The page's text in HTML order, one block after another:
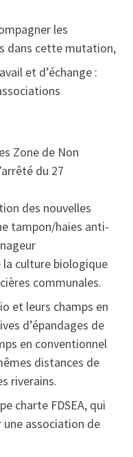
les
dans cette mutation,
et d’échange :
Zone de Non
du 27
des nouvelles
tampon/haies anti-
culture biologique
communales.
et leurs champs en
d’épandages de
en conventionnel
distances de
riverains.
charte FDSEA, qui
une association de